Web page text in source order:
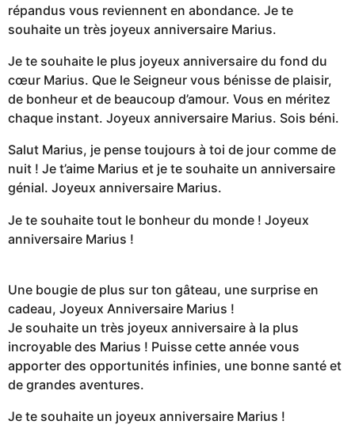
répandus vous reviennent en abondance. Je te
souhaite un très joyeux anniversaire Marius.
Je te souhaite le plus joyeux anniversaire du fond du
cœur Marius. Que le Seigneur vous bénisse de plaisir,
de bonheur et de beaucoup d’amour. Vous en méritez
chaque instant. Joyeux anniversaire Marius. Sois béni.
Salut Marius, je pense toujours à toi de jour comme de
nuit ! Je t’aime Marius et je te souhaite un anniversaire
génial. Joyeux anniversaire Marius.
Je te souhaite tout le bonheur du monde ! Joyeux
anniversaire Marius !
Une bougie de plus sur ton gâteau, une surprise en
cadeau, Joyeux Anniversaire Marius !
Je souhaite un très joyeux anniversaire à la plus
incroyable des Marius ! Puisse cette année vous
apporter des opportunités infinies, une bonne santé et
de grandes aventures.
Je te souhaite un joyeux anniversaire Marius !